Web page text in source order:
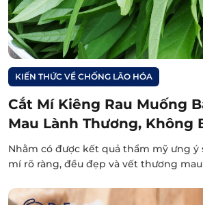
KIẾN THỨC VỀ CHỐNG LÃO HÓA
Cắt Mí Kiêng Rau Muống
Mau Lành Thương, Không
Nhằm có được kết quả thẩm mỹ ưng ý
mí rõ ràng, đều đẹp và vết thương